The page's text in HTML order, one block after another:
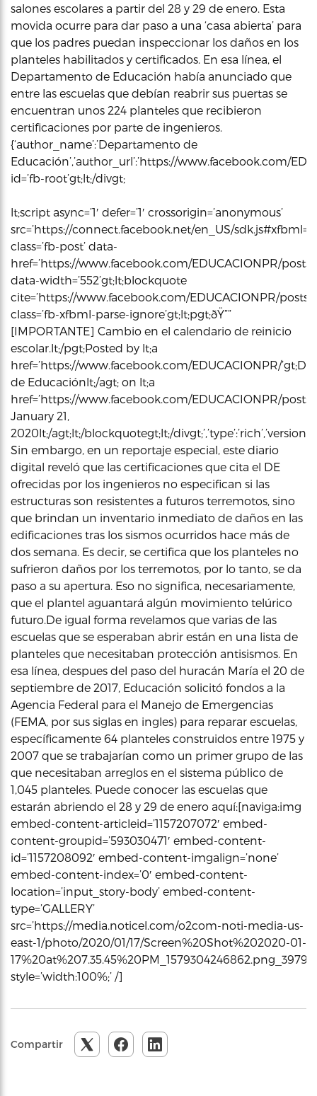
salones escolares a partir del 28 y 29 de enero. Esta
movida ocurre para dar paso a una ‘casa abierta’ para
que los padres puedan inspeccionar los daños en los
planteles habilitados y certificados. En esa línea, el
Departamento de Educación había anunciado que
entre las escuelas que debían reabrir sus puertas se
encuentran unos 224 planteles que recibieron
certificaciones por parte de ingenieros.
{‘author_name’:’Departamento de
Educación’,’author_url’:’https://www.facebook.com/
id=’fb-root’gt;lt;/divgt;
lt;script async=’1′ defer=’1′ crossorigin=’anonymous’
src=’https://connect.facebook.net/en_US/
class=’fb-post’ data-
href=’https://www.facebook.com/EDUCACIONPR/posts/
data-width=’552’gt;lt;blockquote
cite=’https://www.facebook.com/EDUCACIONPR/posts/
class=’fb-xfbml-parse-ignore’gt;lt;pgt;ðŸ””
[IMPORTANTE] Cambio en el calendario de reinicio
escolar.lt;/pgt;Posted by lt;a
href=’https://www.facebook.com/EDUCACIONPR/
de Educaciónlt;/agt; on lt;a
href=’https://www.facebook.com/EDUCACIONPR/posts/
January 21,
2020lt;/agt;lt;/blockquotegt;lt;/
Sin embargo, en un reportaje especial, este diario
digital reveló que las certificaciones que cita el DE
ofrecidas por los ingenieros no especifican si las
estructuras son resistentes a futuros terremotos, sino
que brindan un inventario inmediato de daños en las
edificaciones tras los sismos ocurridos hace más de
dos semana. Es decir, se certifica que los planteles no
sufrieron daños por los terremotos, por lo tanto, se da
paso a su apertura. Eso no significa, necesariamente,
que el plantel aguantará algún movimiento telúrico
futuro.De igual forma revelamos que varias de las
escuelas que se esperaban abrir están en una lista de
planteles que necesitaban protección antisismos. En
esa línea, despues del paso del huracán María el 20 de
septiembre de 2017, Educación solicitó fondos a la
Agencia Federal para el Manejo de Emergencias
(FEMA, por sus siglas en ingles) para reparar escuelas,
específicamente 64 planteles construidos entre 1975 y
2007 que se trabajarían como un primer grupo de las
que necesitaban arreglos en el sistema público de
1,045 planteles. Puede conocer las escuelas que
estarán abriendo el 28 y 29 de enero aquí:[naviga:img
embed-content-articleid=’1157207072′ embed-
content-groupid=’593030471′ embed-content-
id=’1157208092′ embed-content-imgalign=’none’
embed-content-index=’0′ embed-content-
location=’input_story-body’ embed-content-
type=’GALLERY’
src=’https://media.noticel.com/o2com-noti-media-us-
east-1/photo/2020/01/17/Screen%20Shot%202020-01-
style=’width:100%;’ /]
Compartir